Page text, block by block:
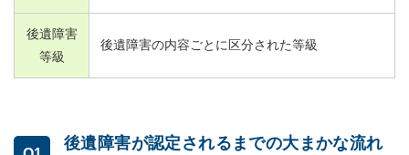
後遺障害
等級
後遺障害の内容ごとに区分された等級
後遺障害が認定されるまでの大まかな流れ